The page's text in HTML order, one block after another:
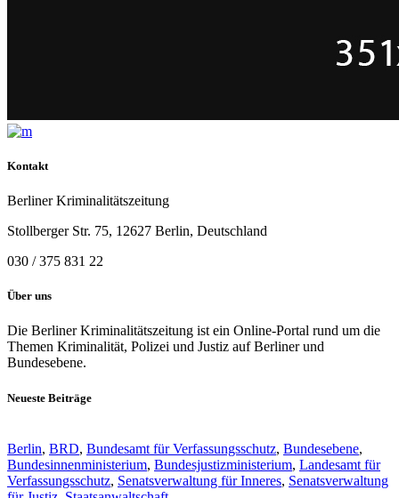
Kontakt
Berliner Kriminalitätszeitung
Stollberger Str. 75, 12627 Berlin, Deutschland
030 / 375 831 22
Über uns
Die Berliner Kriminalitätszeitung ist ein Online-Portal rund um die
Themen Kriminalität, Polizei und Justiz auf Berliner und
Bundesebene.
Neueste Beiträge
Berlin, BRD, Bundesamt für Verfassungsschutz, Bundesebene,
Bundesinnenministerium, Bundesjustizministerium, Landesamt für
Verfassungsschutz, Senatsverwaltung für Inneres, Senatsverwaltung